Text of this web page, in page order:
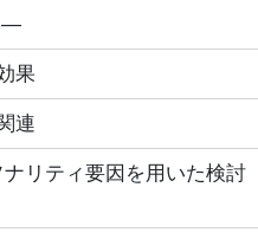
―
果
連
リティ要因を用いた検討